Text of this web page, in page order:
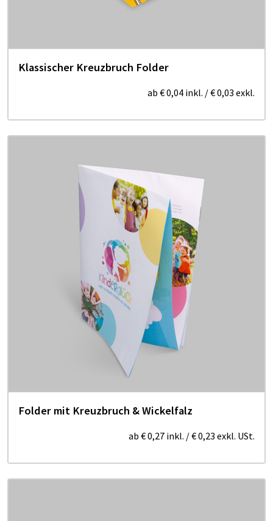
Klassischer Kreuzbruch Folder
ab € 0,04 inkl. /€ 0,03 exkl.
Folder mit Kreuzbruch & Wickelfalz
ab € 0,27 inkl. /€ 0,23 exkl. USt.